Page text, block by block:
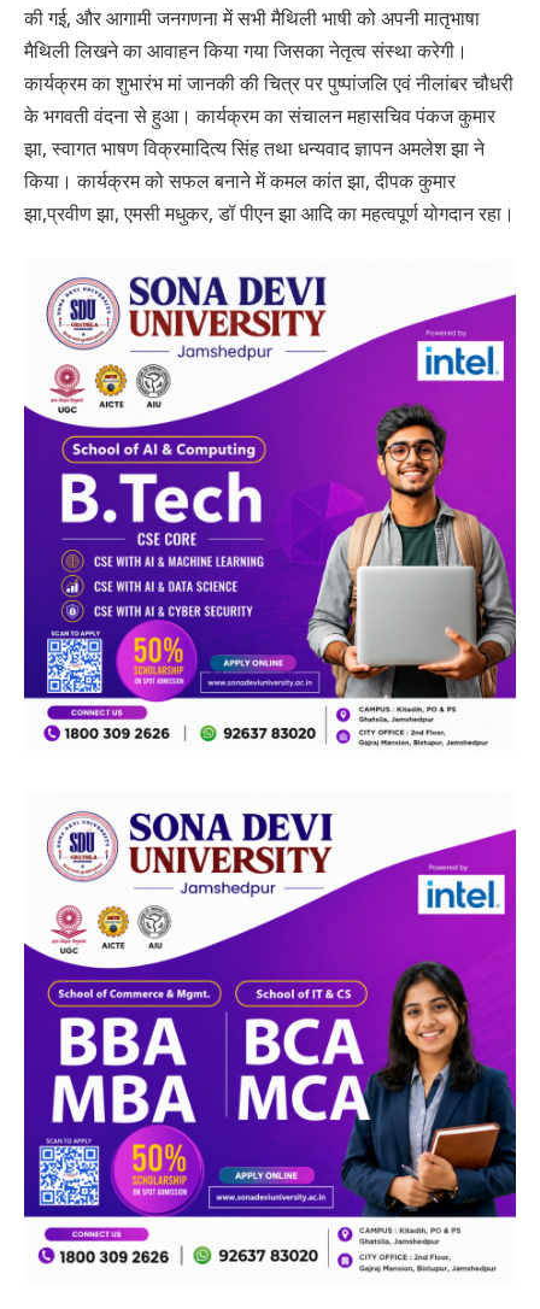
की गई, और आगामी जनगणना में सभी मैथिली भाषी को अपनी मातृभाषा
मैथिली लिखने का आवाहन किया गया जिसका नेतृत्व संस्था करेगी।
कार्यक्रम का शुभारंभ मां जानकी की चित्र पर पुष्पांजलि एवं नीलांबर चौधरी
के भगवती वंदना से हुआ। कार्यक्रम का संचालन महासचिव पंकज कुमार
झा, स्वागत भाषण विक्रमादित्य सिंह तथा धन्यवाद ज्ञापन अमलेश झा ने
किया। कार्यक्रम को सफल बनाने में कमल कांत झा, दीपक कुमार
झा,प्रवीण झा, एमसी मधुकर, डॉ पीएन झा आदि का महत्वपूर्ण योगदान रहा।